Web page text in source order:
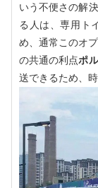
いう不便さの解
る人は、専用ト
め、通常このオ
の共通の利点ポ
送できるため、